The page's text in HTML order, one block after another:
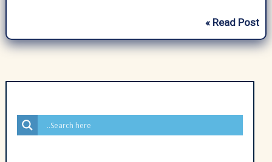
برنامج
Internet
Read Post »